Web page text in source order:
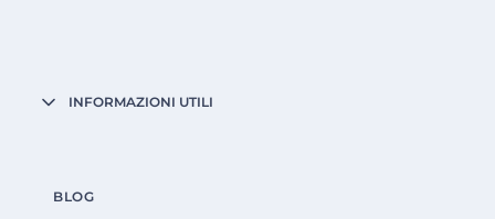
INFORMAZIONI UTILI
BLOG